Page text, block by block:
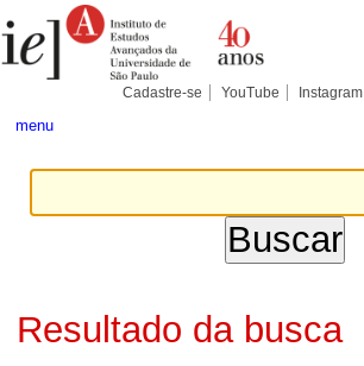
para
conteúdo.
Pessoais
Cadastre-se YouTube Instagram
menu
Resultado da busca